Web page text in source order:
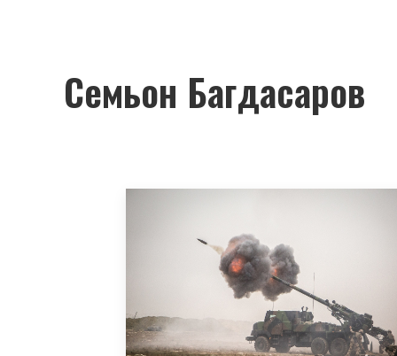
Семьон Багдасаров